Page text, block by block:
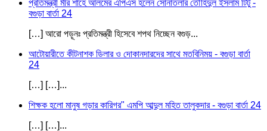
প্রতিমন্ত্রী মীর শাহে আলমের এপিএস হলেন সোনাতলার তৌহিদুল ইসলাম টিটু -
বগুড়া বার্তা 24
[…] আরো পড়ূনঃ প্রতিমন্ত্রী হিসেবে শপথ নিচ্ছেন বগুড়...
আটোয়ারীতে কীটনাশক ডিলার ও দোকানদারদের সাথে মতবিনিময় - বগুড়া বার্তা
24
[…] […]...
শিক্ষক হলো মানুষ গড়ার কারিগর" এমপি আব্দুল মহিত তালুকদার - বগুড়া বার্তা 24
[…] […]...